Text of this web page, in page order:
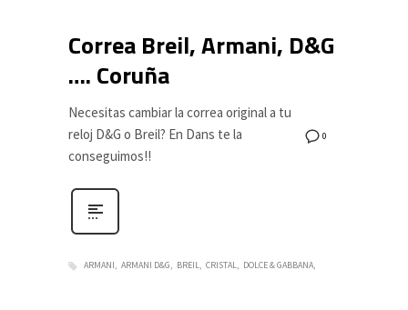
Correa Breil, Armani, D&G
…. Coruña
0
Necesitas cambiar la correa original a tu
reloj D&G o Breil? En Dans te la
conseguimos!!
ARMANI ARMANI D&G BREIL CRISTAL DOLCE & GABBANA